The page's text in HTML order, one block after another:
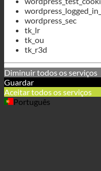
Diminuir todos os serviços
Guardar
Aceitar todos os serviços
Português